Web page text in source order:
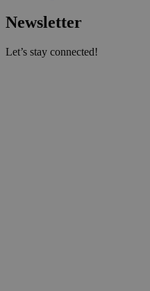
Newsletter
Let’s stay connected!